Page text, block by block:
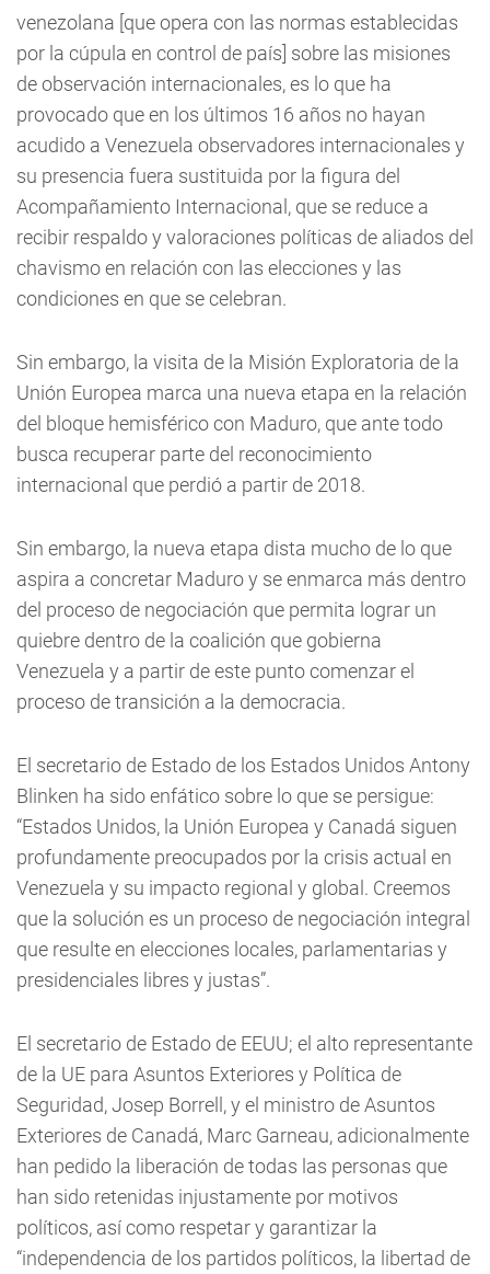
venezolana [que opera con las normas establecidas
por la cúpula en control de país] sobre las misiones
de observación internacionales, es lo que ha
provocado que en los últimos 16 años no hayan
acudido a Venezuela observadores internacionales y
su presencia fuera sustituida por la figura del
Acompañamiento Internacional, que se reduce a
recibir respaldo y valoraciones políticas de aliados del
chavismo en relación con las elecciones y las
condiciones en que se celebran.
Sin embargo, la visita de la Misión Exploratoria de la
Unión Europea marca una nueva etapa en la relación
del bloque hemisférico con Maduro, que ante todo
busca recuperar parte del reconocimiento
internacional que perdió a partir de 2018.
Sin embargo, la nueva etapa dista mucho de lo que
aspira a concretar Maduro y se enmarca más dentro
del proceso de negociación que permita lograr un
quiebre dentro de la coalición que gobierna
Venezuela y a partir de este punto comenzar el
proceso de transición a la democracia.
El secretario de Estado de los Estados Unidos Antony
Blinken ha sido enfático sobre lo que se persigue:
“Estados Unidos, la Unión Europea y Canadá siguen
profundamente preocupados por la crisis actual en
Venezuela y su impacto regional y global. Creemos
que la solución es un proceso de negociación integral
que resulte en elecciones locales, parlamentarias y
presidenciales libres y justas”.
El secretario de Estado de EEUU; el alto representante
de la UE para Asuntos Exteriores y Política de
Seguridad, Josep Borrell, y el ministro de Asuntos
Exteriores de Canadá, Marc Garneau, adicionalmente
han pedido la liberación de todas las personas que
han sido retenidas injustamente por motivos
políticos, así como respetar y garantizar la
“independencia de los partidos políticos, la libertad de